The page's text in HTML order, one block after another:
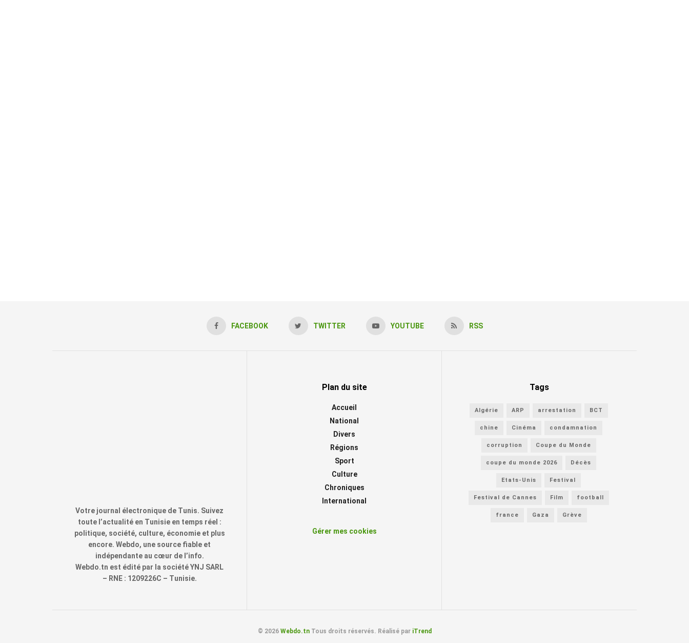
FACEBOOK TWITTER YOUTUBE RSS
Votre journal électronique de Tunis. Suivez
toute l’actualité en Tunisie en temps réel :
politique, société, culture, économie et plus
encore. Webdo, une source fiable et
indépendante au cœur de l’info.
Webdo.tn est édité par la société YNJ SARL
– RNE : 1209226C – Tunisie.
Plan du site
Accueil
National
Divers
Régions
Sport
Culture
Chroniques
International
Gérer mes cookies
Tags
Algérie ARP arrestation BCT
chine Cinéma condamnation
corruption Coupe du Monde
coupe du monde 2026 Décès
Etats-Unis Festival
Festival de Cannes Film football
france Gaza Grève
© 2026 Webdo.tnTous droits réservés. Réalisé par iTrend